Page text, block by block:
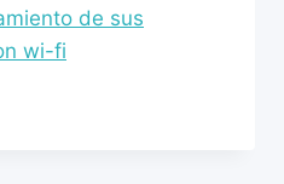
de sus
wi-fi